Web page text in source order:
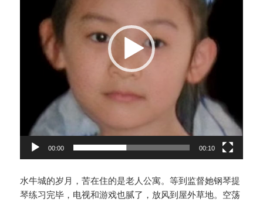
00:00 00:10
水牛城的岁月，苦在住的是老人公寓。等到监督她钢琴提
琴练习完毕，电视和游戏也腻了，放风到屋外草地。空荡